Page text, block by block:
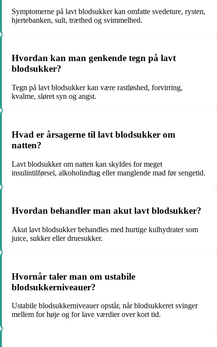
Symptomerne på lavt blodsukker kan omfatte svedeture, rysten,
hjertebanken, sult, træthed og svimmelhed.
Hvordan kan man genkende tegn på lavt
blodsukker?
Tegn på lavt blodsukker kan være rastløshed, forvirring,
kvalme, sløret syn og angst.
Hvad er årsagerne til lavt blodsukker om
natten?
Lavt blodsukker om natten kan skyldes for meget
insulintilførsel, alkoholindtag eller manglende mad før sengetid.
Hvordan behandler man akut lavt blodsukker?
Akut lavt blodsukker behandles med hurtige kulhydrater som
juice, sukker eller druesukker.
Hvornår taler man om ustabile
blodsukkerniveauer?
Ustabile blodsukkerniveauer opstår, når blodsukkeret svinger
mellem for høje og for lave værdier over kort tid.